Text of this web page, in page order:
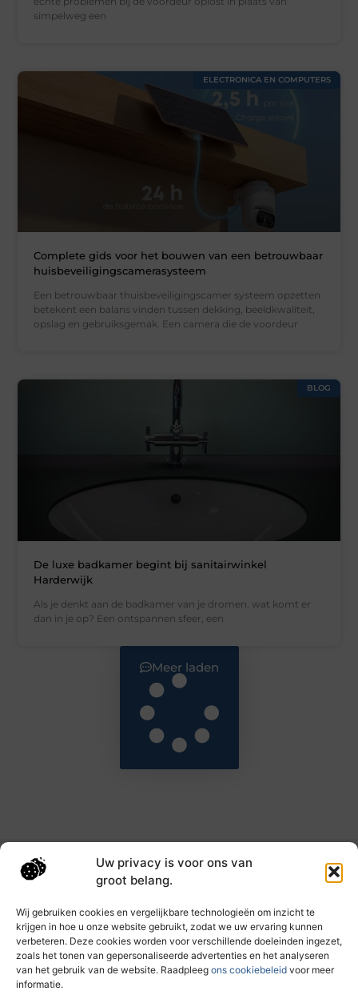
Uw privacy is voor ons van
groot belang.
Wij gebruiken cookies en vergelijkbare technologieën om inzicht te
krijgen in hoe u onze website gebruikt, zodat we uw ervaring kunnen
verbeteren. Deze cookies worden voor verschillende doeleinden ingezet,
zoals het tonen van gepersonaliseerde advertenties en het analyseren
van het gebruik van de website. Raadpleeg ons cookiebeleid voor meer
informatie.
simpelweg een
ELECTRONICA EN COMPUTERS
Complete gids voor het bouwen van een betrouwbaar
huisbeveiligingscamerasysteem
Een betrouwbaar thuisbeveiligingscamer systeem opzetten
betekent een balans vinden tussen dekking, beeldkwaliteit,
opslag en gebruiksgemak. Een camera die de voordeur
BLOG
De luxe badkamer begint bij sanitairwinkel
Harderwijk
Als je denkt aan de badkamer van je dromen, wat komt er
dan in je op? Een ontspannen sfeer, een
Meer laden
Main Links
Dagelijks nieuwe inzichten op taec.nl
Artikelen vol kennis, inspiratie en praktische tips die